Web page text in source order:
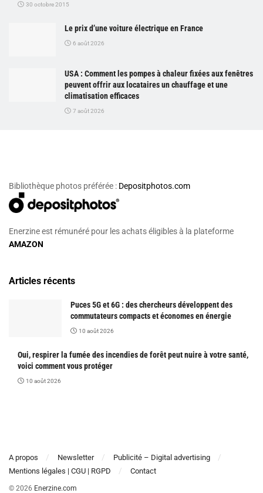
30 octobre 2015
Le prix d’une voiture électrique en France
6 août 2026
USA : Comment les pompes à chaleur fixées aux fenêtres
peuvent offrir aux locataires un chauffage et une
climatisation efficaces
7 août 2026
Bibliothèque photos préférée : Depositphotos.com
Enerzine est rémunéré pour les achats éligibles à la plateforme
AMAZON
Articles récents
Puces 5G et 6G : des chercheurs développent des
commutateurs compacts et économes en énergie
10 août 2026
Oui, respirer la fumée des incendies de forêt peut nuire à votre santé,
voici comment vous protéger
10 août 2026
A propos Newsletter
Publicité – Digital advertising
Mentions légales | CGU | RGPD
Contact
© 2026 Enerzine.com